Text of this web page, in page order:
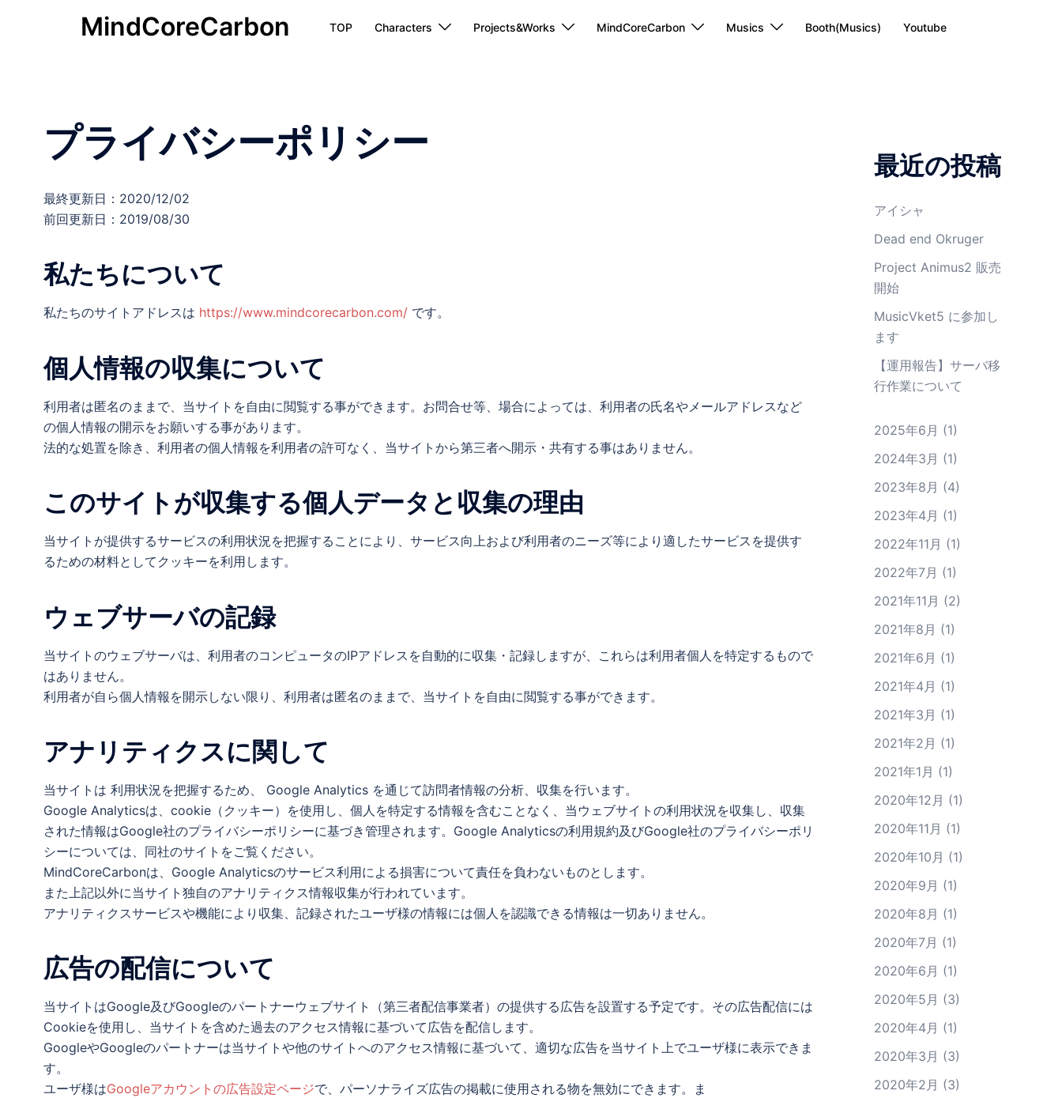
MindCoreCarbon TOP Characters Projects&Works MindCoreCarbon Musics Booth(Musics) Youtube
プライバシーポリシー
最終更新日：2020/12/02
前回更新日：2019/08/30
私たちについて
私たちのサイトアドレスは https://www.mindcorecarbon.com/ です。
個人情報の収集について
利用者は匿名のままで、当サイトを自由に閲覧する事ができます。お問合せ等、場合によっては、利用者の氏名やメールアドレスなど
の個人情報の開示をお願いする事があります。
法的な処置を除き、利用者の個人情報を利用者の許可なく、当サイトから第三者へ開示・共有する事はありません。
このサイトが収集する個人データと収集の理由
当サイトが提供するサービスの利用状況を把握することにより、サービス向上および利用者のニーズ等により適したサービスを提供す
るための材料としてクッキーを利用します。
ウェブサーバの記録
当サイトのウェブサーバは、利用者のコンピュータのIPアドレスを自動的に収集・記録しますが、これらは利用者個人を特定するもので
はありません。
利用者が自ら個人情報を開示しない限り、利用者は匿名のままで、当サイトを自由に閲覧する事ができます。
アナリティクスに関して
当サイトは 利用状況を把握するため、 Google Analytics を通じて訪問者情報の分析、収集を行います。
Google Analyticsは、cookie（クッキー）を使用し、個人を特定する情報を含むことなく、当ウェブサイトの利用状況を収集し、収集
された情報はGoogle社のプライバシーポリシーに基づき管理されます。Google Analyticsの利用規約及びGoogle社のプライバシーポリ
シーについては、同社のサイトをご覧ください。
MindCoreCarbonは、Google Analyticsのサービス利用による損害について責任を負わないものとします。
また上記以外に当サイト独自のアナリティクス情報収集が行われています。
アナリティクスサービスや機能により収集、記録されたユーザ様の情報には個人を認識できる情報は一切ありません。
広告の配信について
当サイトはGoogle及びGoogleのパートナーウェブサイト（第三者配信事業者）の提供する広告を設置する予定です。その広告配信には
Cookieを使用し、当サイトを含めた過去のアクセス情報に基づいて広告を配信します。
GoogleやGoogleのパートナーは当サイトや他のサイトへのアクセス情報に基づいて、適切な広告を当サイト上でユーザ様に表示できま
す。
ユーザ様はGoogleアカウントの広告設定ページで、パーソナライズ広告の掲載に使用される物を無効にできます。ま
最近の投稿
アイシャ
Dead end Okruger
Project Animus2 販売
開始
MusicVket5 に参加し
ます
【運用報告】サーバ移
行作業について
2025年6月 (1)
2024年3月 (1)
2023年8月 (4)
2023年4月 (1)
2022年11月 (1)
2022年7月 (1)
2021年11月 (2)
2021年8月 (1)
2021年6月 (1)
2021年4月 (1)
2021年3月 (1)
2021年2月 (1)
2021年1月 (1)
2020年12月 (1)
2020年11月 (1)
2020年10月 (1)
2020年9月 (1)
2020年8月 (1)
2020年7月 (1)
2020年6月 (1)
2020年5月 (3)
2020年4月 (1)
2020年3月 (3)
2020年2月 (3)